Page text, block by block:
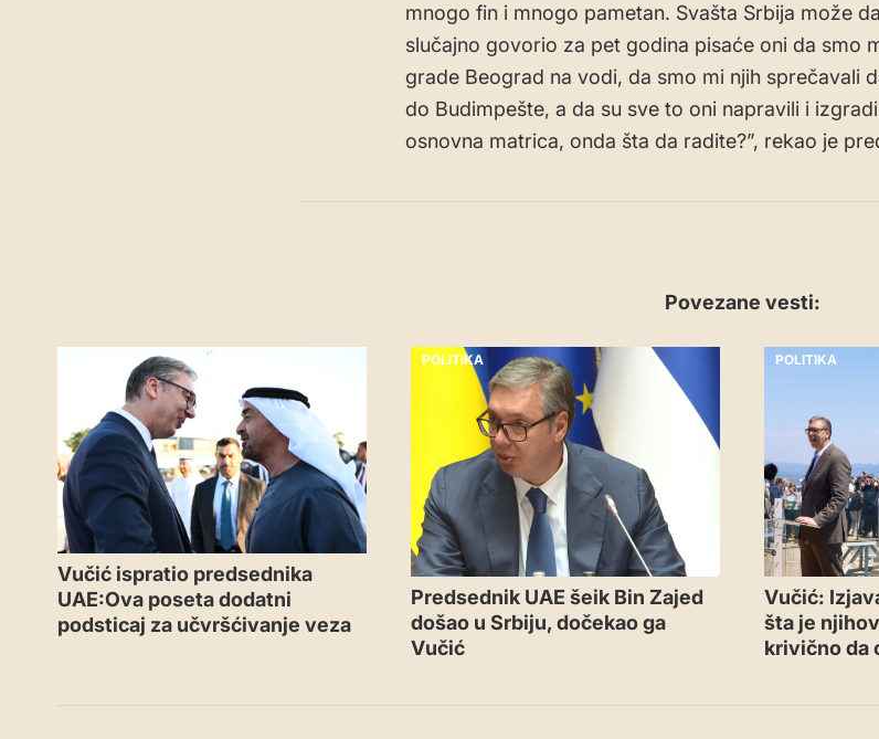
mnogo fin i mnogo pametan. Svašta Srbija može
slučajno govorio za pet godina pisaće oni da smo
grade Beograd na vodi, da smo mi njih sprečavali
do Budimpešte, a da su sve to oni napravili i
osnovna matrica, onda šta da radite?”, rekao je
Povezane vesti:
Vučić ispratio predsednika
UAE:Ova poseta dodatni
podsticaj za učvršćivanje veza
POLITIKA
Predsednik UAE šeik Bin Zajed
došao u Srbiju, dočekao ga
Vučić
POLITIKA
Vučić:
šta je
krivično da